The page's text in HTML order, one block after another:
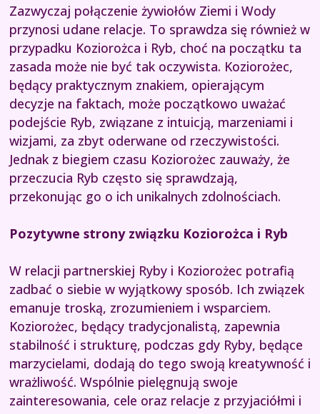
Zazwyczaj połączenie żywiołów Ziemi i Wody
przynosi udane relacje. To sprawdza się również w
przypadku Koziorożca i Ryb, choć na początku ta
zasada może nie być tak oczywista. Koziorożec,
będący praktycznym znakiem, opierającym
decyzje na faktach, może początkowo uważać
podejście Ryb, związane z intuicją, marzeniami i
wizjami, za zbyt oderwane od rzeczywistości.
Jednak z biegiem czasu Koziorożec zauważy, że
przeczucia Ryb często się sprawdzają,
przekonując go o ich unikalnych zdolnościach.
Pozytywne strony związku Koziorożca i Ryb
W relacji partnerskiej Ryby i Koziorożec potrafią
zadbać o siebie w wyjątkowy sposób. Ich związek
emanuje troską, zrozumieniem i wsparciem.
Koziorożec, będący tradycjonalistą, zapewnia
stabilność i strukturę, podczas gdy Ryby, będące
marzycielami, dodają do tego swoją kreatywność i
wrażliwość. Wspólnie pielęgnują swoje
zainteresowania, cele oraz relacje z przyjaciółmi i